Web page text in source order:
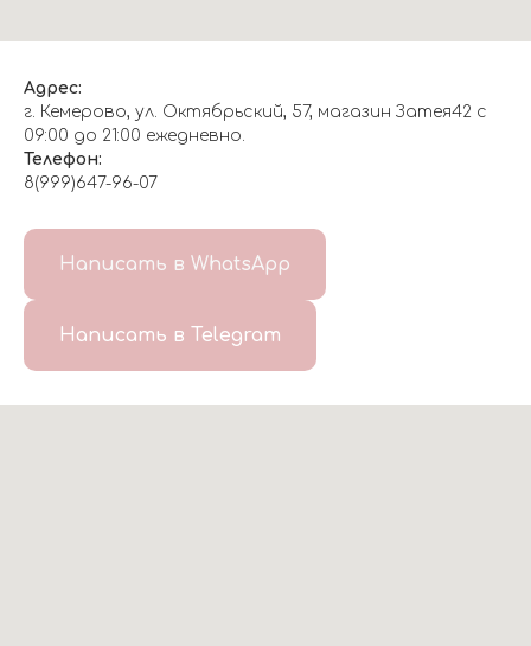
Адрес:
г. Кемерово, ул. Октябрьский, 57, магазин Затея42 с
09:00 до 21:00 ежедневно.
Телефон:
8(999)647-96-07
Написать в WhatsApp
Написать в Telegram